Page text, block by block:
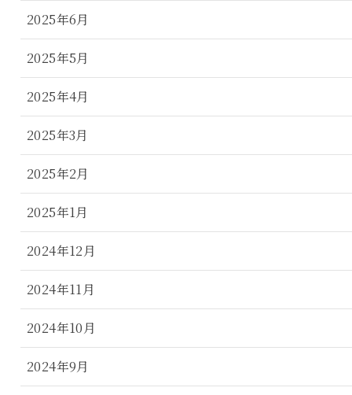
2025年6月
2025年5月
2025年4月
2025年3月
2025年2月
2025年1月
2024年12月
2024年11月
2024年10月
2024年9月